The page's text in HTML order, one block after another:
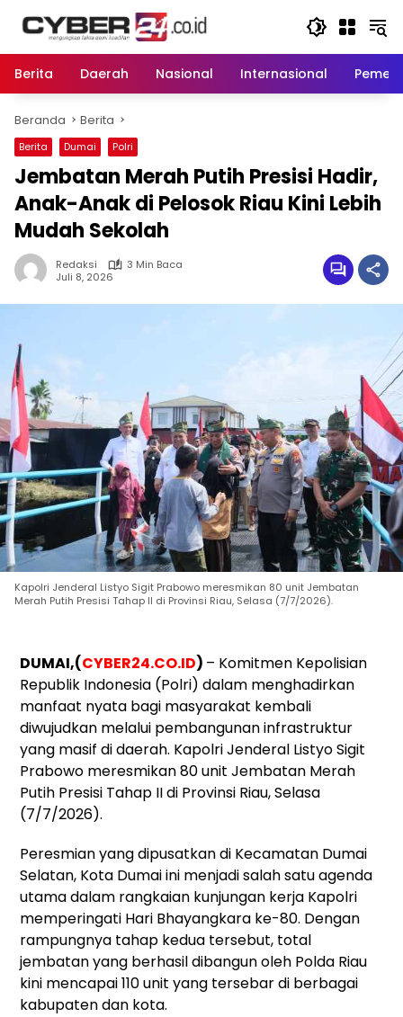
Berita
Daerah Nasional Internasional
Beranda Berita
Berita Dumai Polri
Jembatan Merah Putih Presisi Hadir,
Anak-Anak di Pelosok Riau Kini Lebih
Mudah Sekolah
Redaksi
3 Min Baca
Juli 8, 2026
Kapolri Jenderal Listyo Sigit Prabowo meresmikan 80 unit Jembatan
Merah Putih Presisi Tahap II di Provinsi Riau, Selasa (7/7/2026).
DUMAI,(CYBER24.CO.ID) – Komitmen Kepolisian
Republik Indonesia (Polri) dalam menghadirkan
manfaat nyata bagi masyarakat kembali
diwujudkan melalui pembangunan infrastruktur
yang masif di daerah. Kapolri Jenderal Listyo Sigit
Prabowo meresmikan 80 unit Jembatan Merah
Putih Presisi Tahap II di Provinsi Riau, Selasa
(7/7/2026).
Peresmian yang dipusatkan di Kecamatan Dumai
Selatan, Kota Dumai ini menjadi salah satu agenda
utama dalam rangkaian kunjungan kerja Kapolri
memperingati Hari Bhayangkara ke-80. Dengan
rampungnya tahap kedua tersebut, total
jembatan yang berhasil dibangun oleh Polda Riau
kini mencapai 110 unit yang tersebar di berbagai
kabupaten dan kota.